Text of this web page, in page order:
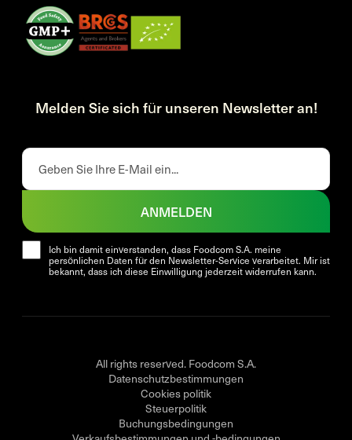
Melden Sie sich für unseren Newsletter an!
Ich bin damit einverstanden, dass Foodcom S.A. meine
persönlichen Daten für den Newsletter-Service verarbeitet. Mir ist
bekannt, dass ich diese Einwilligung jederzeit widerrufen kann.
ANMELDEN
All rights reserved. Foodcom S.A.
Datenschutzbestimmungen
Cookies politik
Steuerpolitik
Buchungsbedingungen